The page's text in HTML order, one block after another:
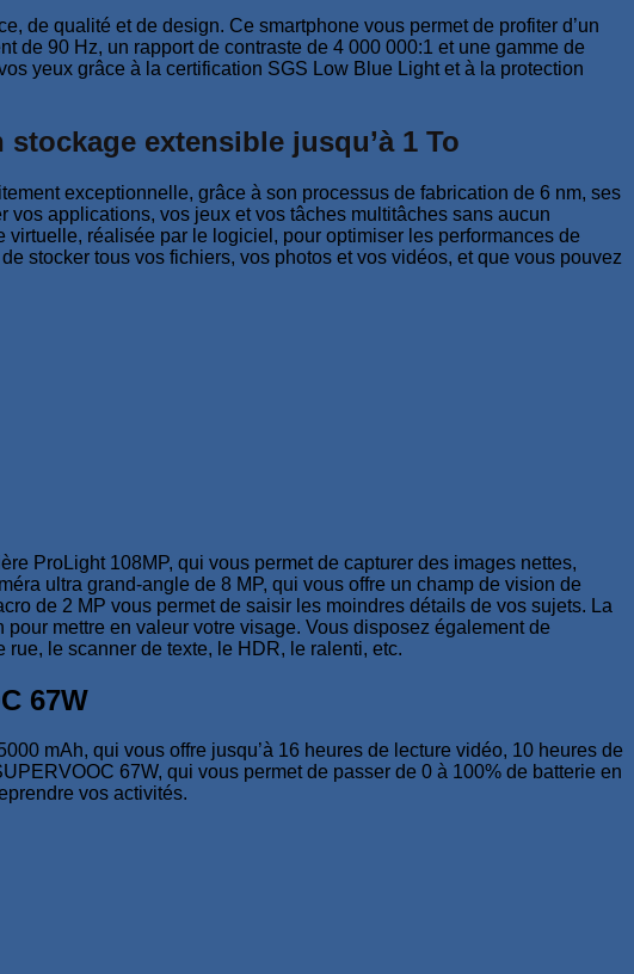
de qualité et de design. Ce smartphone vous permet de profiter d’un
de 90 Hz, un rapport de contraste de 4 000 000:1 et une gamme de
yeux grâce à la certification SGS Low Blue Light et à la protection
extensible jusqu’à 1 To
exceptionnelle, grâce à son processus de fabrication de 6 nm, ses
applications, vos jeux et vos tâches multitâches sans aucun
virtuelle, réalisée par le logiciel, pour optimiser les performances de
stocker tous vos fichiers, vos photos et vos vidéos, et que vous pouvez
ProLight 108MP, qui vous permet de capturer des images nettes,
ultra grand-angle de 8 MP, qui vous offre un champ de vision de
de 2 MP vous permet de saisir les moindres détails de vos sujets. La
mettre en valeur votre visage. Vous disposez également de
le scanner de texte, le HDR, le ralenti, etc.
67W
mAh, qui vous offre jusqu’à 16 heures de lecture vidéo, 10 heures de
67W, qui vous permet de passer de 0 à 100% de batterie en
vos activités.